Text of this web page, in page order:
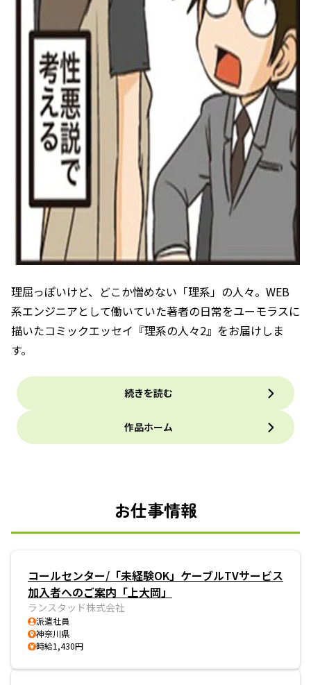
理屈っぽいけど、どこか憎めない「理系」の人々。WEB
系エンジニアとして働いていた著者の日常をユーモラスに
描いたコミックエッセイ『理系の人々2』をお届けしま
す。
続きを読む
作品ホーム
お仕事情報
コールセンター/「未経験OK」ケーブルTVサービス
加入者へのご案内「上大岡」
ランスタッド株式会社
派遣社員
神奈川県
時給1,430円